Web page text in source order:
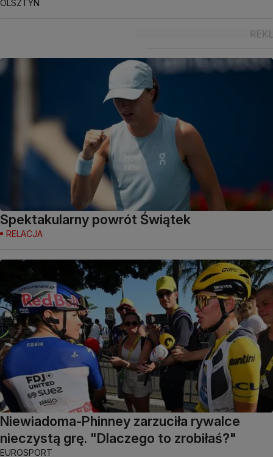
OLSZTYN
Spektakularny powrót Świątek
RELACJA
Niewiadoma-Phinney zarzuciła rywalce
nieczystą grę. "Dlaczego to zrobiłaś?"
EUROSPORT